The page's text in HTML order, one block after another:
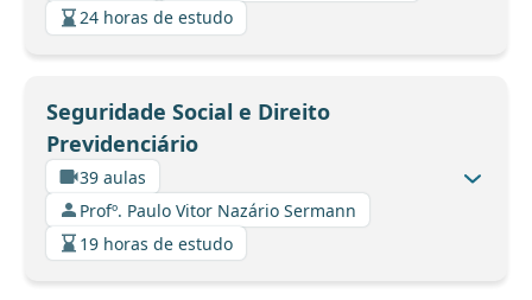
24 horas de estudo
Seguridade Social e Direito
Previdenciário
39 aulas
Profº. Paulo Vitor Nazário Sermann
19 horas de estudo